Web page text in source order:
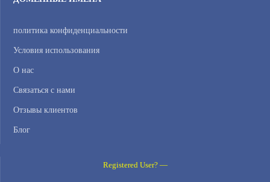
политика конфиденциальности
Условия использования
О нас
Связаться с нами
Отзывы клиентов
Блог
Registered User? —